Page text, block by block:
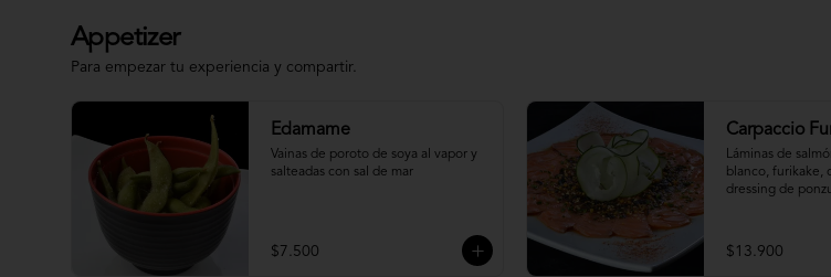
Appetizer
Para empezar tu experiencia y compartir.
Edamame
Vainas de poroto de soya al vapor y
salteadas con sal de mar
$7.500
Carpaccio
Láminas de
blanco, furikake,
dressing de
$13.900